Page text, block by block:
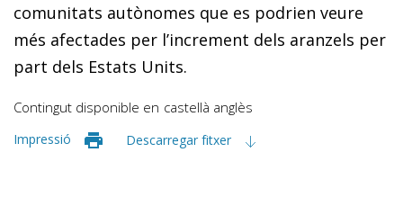
comunitats autònomes que es podrien veure
més afectades per l’increment dels aranzels per
part dels Estats Units.
Contingut disponible en castellà anglès
Impressió Descarregar fitxer